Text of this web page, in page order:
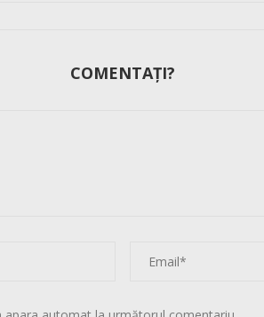
COMENTAȚI?